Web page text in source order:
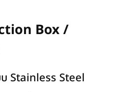
Box /
Stainless Steel